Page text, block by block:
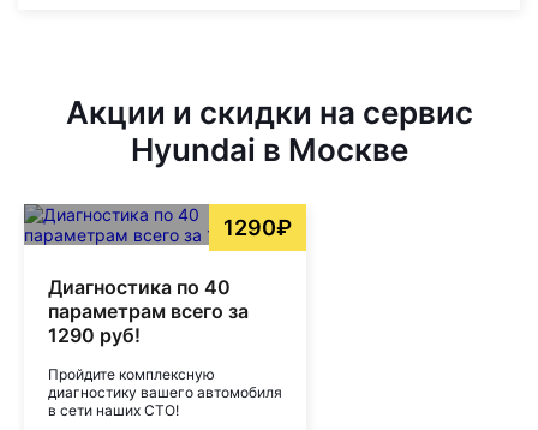
Акции и скидки на сервис
Hyundai в Москве
1290₽
Диагностика по 40
параметрам всего за
1290 руб!
Пройдите комплексную
диагностику вашего автомобиля
в сети наших СТО!